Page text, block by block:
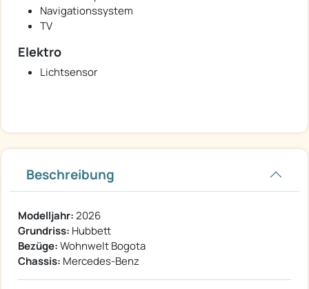
Navigationssystem
TV
Elektro
Lichtsensor
Beschreibung
Modelljahr:2026
Grundriss: Hubbett
Bezüge:Wohnwelt Bogota
Chassis: Mercedes-Benz